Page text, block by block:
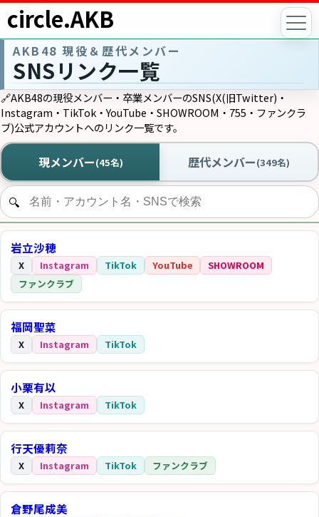
circle.AKB
AKB48 現役＆歴代メンバー
SNSリンク一覧
🔗AKB48の現役メンバー・卒業メンバーのSNS(X(旧Twitter)・
Instagram・TikTok・YouTube・SHOWROOM・755・ファンクラ
ブ)公式アカウントへのリンク一覧です。
現メンバー(45名) 歴代メンバー(349名)
岩立沙穂
X Instagram TikTok YouTube
SHOWROOM
ファンクラブ
福岡聖菜
X Instagram TikTok
小栗有以
X Instagram TikTok
行天優莉奈
X Instagram TikTok ファンクラブ
倉野尾成美